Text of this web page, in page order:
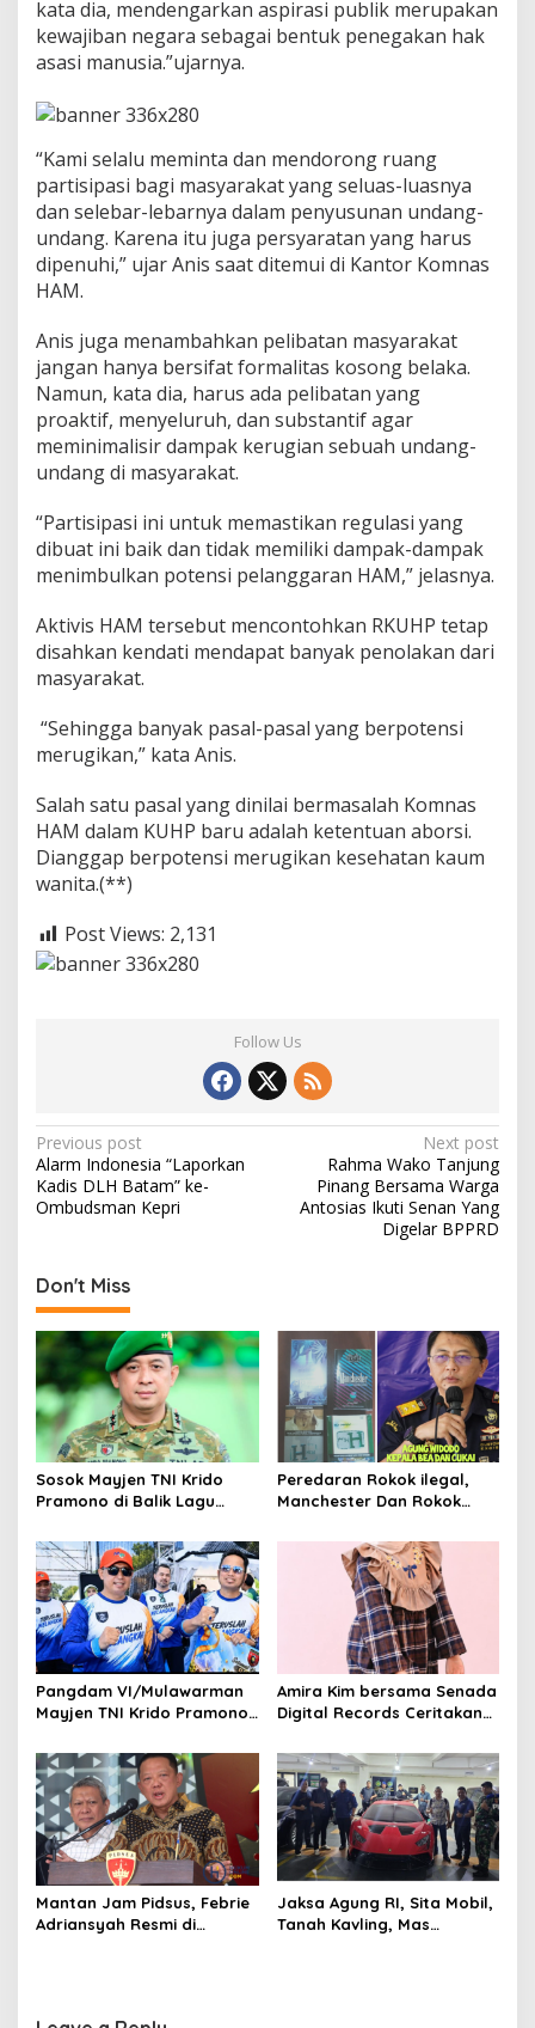
a
n
a
M
a
s
y
k
a
t
kata dia, mendengarkan aspirasi publik merupakan
kewajiban negara sebagai bentuk penegakan hak
asasi manusia.”ujarnya.
“Kami selalu meminta dan mendorong ruang
partisipasi bagi masyarakat yang seluas-luasnya
dan selebar-lebarnya dalam penyusunan undang-
undang. Karena itu juga persyaratan yang harus
dipenuhi,” ujar Anis saat ditemui di Kantor Komnas
HAM.
Anis juga menambahkan pelibatan masyarakat
jangan hanya bersifat formalitas kosong belaka.
Namun, kata dia, harus ada pelibatan yang
proaktif, menyeluruh, dan substantif agar
meminimalisir dampak kerugian sebuah undang-
undang di masyarakat.
“Partisipasi ini untuk memastikan regulasi yang
dibuat ini baik dan tidak memiliki dampak-dampak
menimbulkan potensi pelanggaran HAM,” jelasnya.
Aktivis HAM tersebut mencontohkan RKUHP tetap
disahkan kendati mendapat banyak penolakan dari
masyarakat.
“Sehingga banyak pasal-pasal yang berpotensi
merugikan,” kata Anis.
Salah satu pasal yang dinilai bermasalah Komnas
HAM dalam KUHP baru adalah ketentuan aborsi.
Dianggap berpotensi merugikan kesehatan kaum
wanita.(**)
Post Views: 2,131
Follow Us
P
o
s
n
a
v
i
g
a
t
i
o
n
Previous post
Alarm Indonesia “Laporkan
Kadis DLH Batam” ke-
Ombudsman Kepri
Next post
Rahma Wako Tanjung
Pinang Bersama Warga
Antosias Ikuti Senan Yang
Digelar BPPRD
Don't Miss
Sosok Mayjen TNI Krido
Pramono di Balik Lagu
Melangkah”
Peredaran Rokok ilegal,
Manchester Dan Rokok
Kembali Marak di Batam
Pangdam VI/Mulawarman
Mayjen TNI Krido Pramono
“Teruslah Melangkah”
Amira Kim bersama Senada
Digital Records Ceritakan
Mantan Jam Pidsus, Febrie
Adriansyah Resmi di
Jaksa Agung RI, Sita Mobil,
Tanah Kavling, Mas